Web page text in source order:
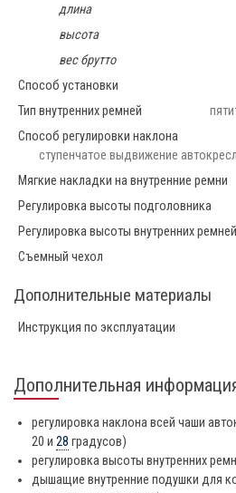
длина
высота
вес брутто
Способ установки
Тип внутренних ремней
Способ регулировки наклона
ступенчатое выдвижение
Мягкие накладки на внутренние ремни
Регулировка высоты подголовника
Регулировка высоты внутренних ремней
Съемный чехол
Дополнительные материалы
Инструкция по эксплуатации
Дополнительная
регулировка наклона всей чаши
20 и 28 градусов)
регулировка высоты внутренних
дышащие внутренние подушки для